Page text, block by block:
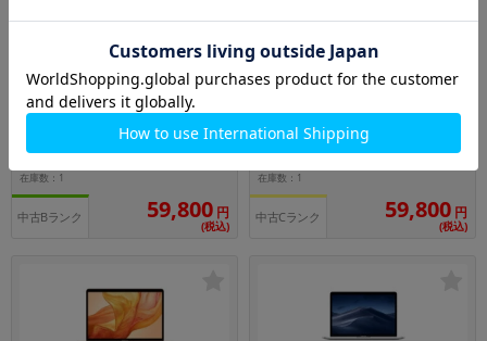
MacBook Pro 13インチ MXK32J/A
Mid 2020 スペースグレイ【Core i5
(1.4GHz)/8GB/256GB SSD】
発売日： 2020/05
在庫数：1
中古Bランク 59,800 円
(税込)
256GB
MacBook Pro 13インチ MXK32J/A
(1.4GHz)/16GB/256GB SSD】
メーカー：Apple
発売日： 2020/05
在庫数：1
中古Cランク 59,800 円
(税込)